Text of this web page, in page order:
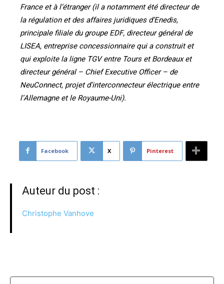
France et à l’étranger (il a notamment été directeur de
la régulation et des affaires juridiques d’Enedis,
principale filiale du groupe EDF, directeur général de
LISEA, entreprise concessionnaire qui a construit et
qui exploite la ligne TGV entre Tours et Bordeaux et
directeur général – Chief Executive Officer – de
NeuConnect, projet d’interconnecteur électrique entre
l’Allemagne et le Royaume-Uni).
Facebook X Pinterest
Auteur du post :
Christophe Vanhove